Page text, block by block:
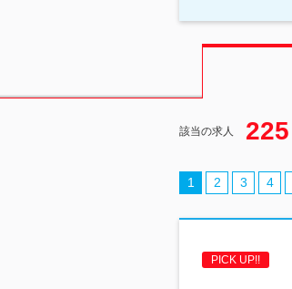
該当の求人 225
1 2 3 4
PICK UP!!